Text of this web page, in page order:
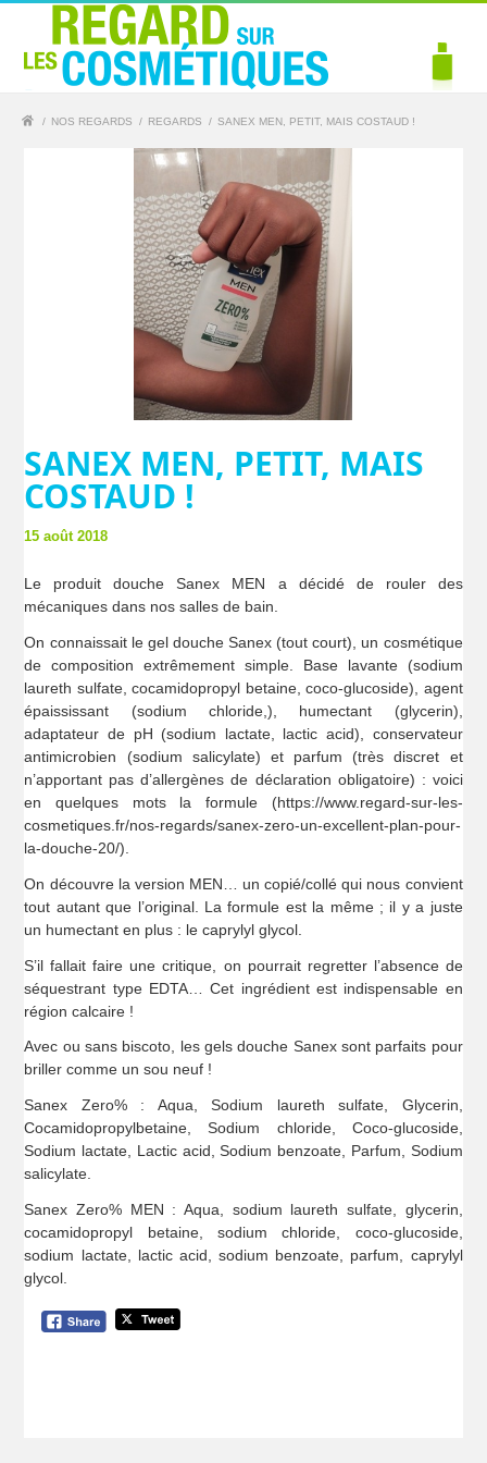
/ NOS REGARDS / REGARDS / SANEX MEN, PETIT, MAIS COSTAUD !
SANEX MEN, PETIT, MAIS
COSTAUD !
15 août 2018
Le produit douche Sanex MEN a décidé de rouler des
mécaniques dans nos salles de bain.
On connaissait le gel douche Sanex (tout court), un cosmétique
de composition extrêmement simple. Base lavante (sodium
laureth sulfate, cocamidopropyl betaine, coco-glucoside), agent
épaississant (sodium chloride,), humectant (glycerin),
adaptateur de pH (sodium lactate, lactic acid), conservateur
antimicrobien (sodium salicylate) et parfum (très discret et
n’apportant pas d’allergènes de déclaration obligatoire) : voici
en quelques mots la formule (https://www.regard-sur-les-
cosmetiques.fr/nos-regards/sanex-zero-un-excellent-plan-pour-
la-douche-20/).
On découvre la version MEN… un copié/collé qui nous convient
tout autant que l’original. La formule est la même ; il y a juste
un humectant en plus : le caprylyl glycol.
S’il fallait faire une critique, on pourrait regretter l’absence de
séquestrant type EDTA… Cet ingrédient est indispensable en
région calcaire !
Avec ou sans biscoto, les gels douche Sanex sont parfaits pour
briller comme un sou neuf !
Sanex Zero% : Aqua, Sodium laureth sulfate, Glycerin,
Cocamidopropylbetaine, Sodium chloride, Coco-glucoside,
Sodium lactate, Lactic acid, Sodium benzoate, Parfum, Sodium
salicylate.
Sanex Zero% MEN : Aqua, sodium laureth sulfate, glycerin,
cocamidopropyl betaine, sodium chloride, coco-glucoside,
sodium lactate, lactic acid, sodium benzoate, parfum, caprylyl
glycol.